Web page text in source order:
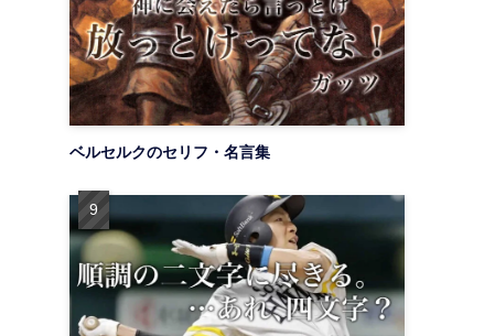
ベルセルクのセリフ・名言集